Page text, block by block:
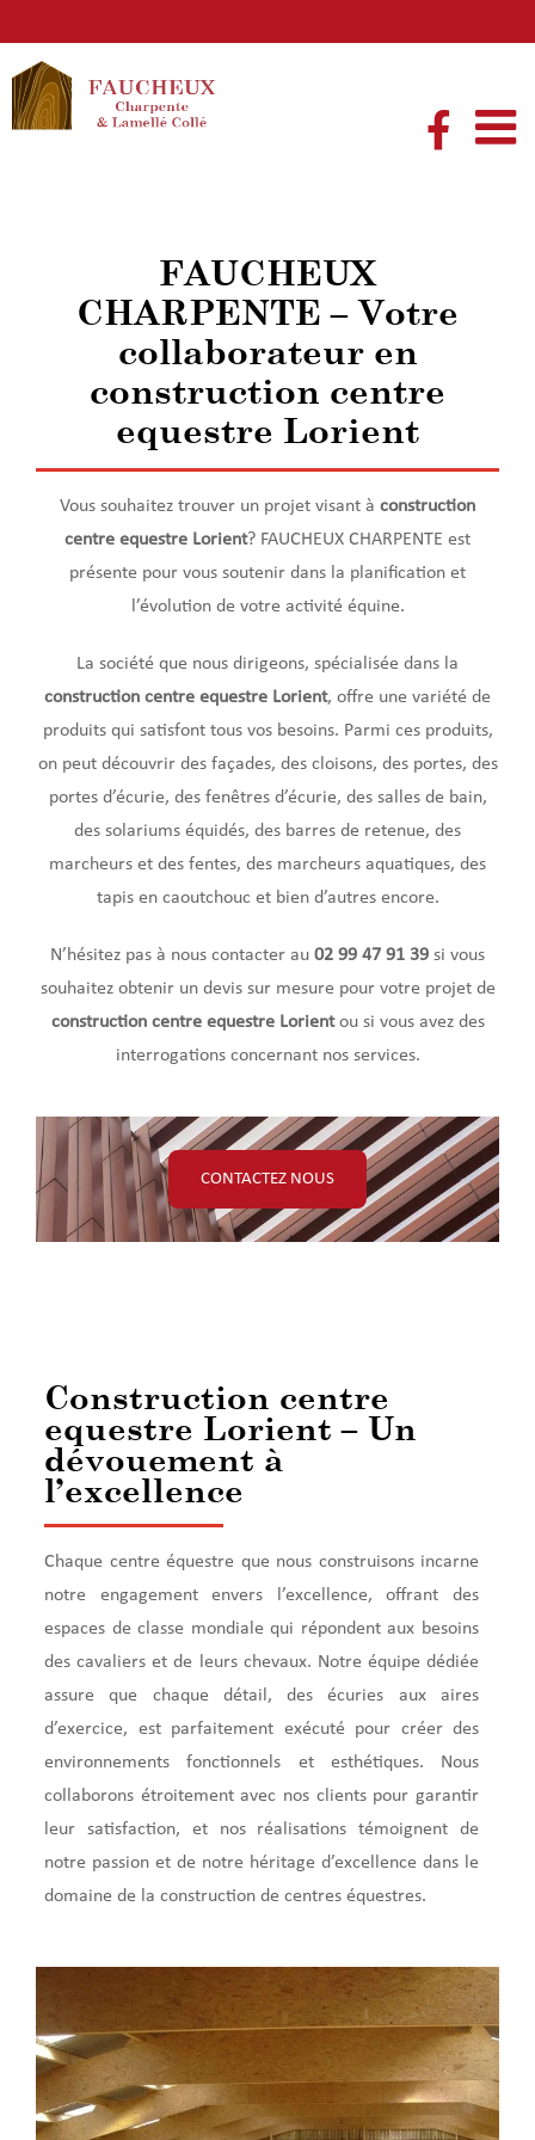
au
contenu
FAUCHEUX
CHARPENTE – Votre
collaborateur en
construction centre
equestre Lorient
Vous souhaitez trouver un projet visant à construction
centre equestre Lorient? FAUCHEUX CHARPENTE est
présente pour vous soutenir dans la planification et
l’évolution de votre activité équine.
La société que nous dirigeons, spécialisée dans la
construction centre equestre Lorient, offre une variété de
produits qui satisfont tous vos besoins. Parmi ces produits,
on peut découvrir des façades, des cloisons, des portes, des
portes d’écurie, des fenêtres d’écurie, des salles de bain,
des solariums équidés, des barres de retenue, des
marcheurs et des fentes, des marcheurs aquatiques, des
tapis en caoutchouc et bien d’autres encore.
N’hésitez pas à nous contacter au 02 99 47 91 39 si vous
souhaitez obtenir un devis sur mesure pour votre projet de
construction centre equestre Lorientou si vous avez des
interrogations concernant nos services.
CONTACTEZ NOUS
Construction centre
equestre Lorient – Un
dévouement à
l’excellence
Chaque centre équestre que nous construisons incarne
notre engagement envers l’excellence, offrant des
espaces de classe mondiale qui répondent aux besoins
des cavaliers et de leurs chevaux. Notre équipe dédiée
assure que chaque détail, des écuries aux aires
d’exercice, est parfaitement exécuté pour créer des
environnements fonctionnels et esthétiques. Nous
collaborons étroitement avec nos clients pour garantir
leur satisfaction, et nos réalisations témoignent de
notre passion et de notre héritage d’excellence dans le
domaine de la construction de centres équestres.